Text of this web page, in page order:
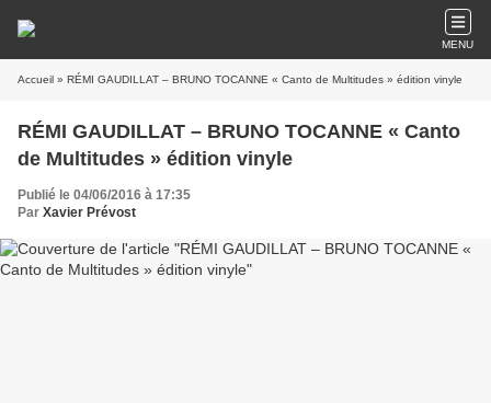
MENU
Accueil » RÉMI GAUDILLAT – BRUNO TOCANNE « Canto de Multitudes » édition vinyle
RÉMI GAUDILLAT – BRUNO TOCANNE « Canto
de Multitudes » édition vinyle
Publié le 04/06/2016 à 17:35
Par Xavier Prévost